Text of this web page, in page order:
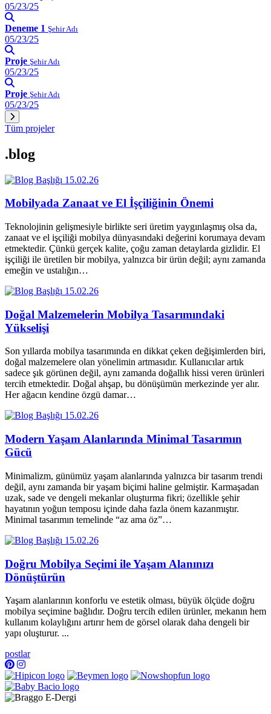
05/23/25
Deneme 1 Şehir Adı
05/23/25
Proje Şehir Adı
05/23/25
Proje Şehir Adı
05/23/25
Tüm projeler
.blog
15.02.26
Mobilyada Zanaat ve El İşçiliğinin Önemi
Teknolojinin gelişmesiyle birlikte seri üretim yaygınlaşmış olsa da,
zanaat ve el işçiliği mobilya dünyasındaki değerini korumaya devam
etmektedir. Çünkü gerçek kalite, çoğu zaman detaylarda gizlidir. El
işçiliği ile üretilen bir mobilya, yalnızca bir ürün değil; aynı zamanda
emeğin ve ustalığın…
15.02.26
Doğal Malzemelerin Mobilya Tasarımındaki
Yükselişi
Son yıllarda mobilya tasarımında en dikkat çeken değişimlerden biri,
doğal malzemelere olan yönelimin artmasıdır. Kullanıcılar artık
sadece şık görünen değil, aynı zamanda doğallık hissi veren ürünleri
tercih etmektedir. Doğal ahşap, bu dönüşümün merkezinde yer alır.
Her ağacın kendine özgü damar…
15.02.26
Modern Yaşam Alanlarında Minimal Tasarımın
Gücü
Minimalizm, günümüz yaşam alanlarında yalnızca bir tasarım trendi
değil, aynı zamanda bir yaşam biçimi haline gelmiştir. Karmaşadan
uzak, sade ve dengeli mekanlar oluşturma fikri; özellikle şehir
hayatının yoğun temposu içinde daha fazla önem kazanmıştır.
Minimal tasarımın temelinde “az ama öz”…
15.02.26
Doğru Mobilya Seçimi ile Yaşam Alanınızı
Dönüştürün
Yaşam alanlarının konforlu ve estetik olması, büyük ölçüde doğru
mobilya seçimine bağlıdır. Doğru tercih edilen ürünler, mekanın hem
kullanım kolaylığını artırır hem de görsel olarak daha dengeli bir
yapı oluşturur. ...
postlar